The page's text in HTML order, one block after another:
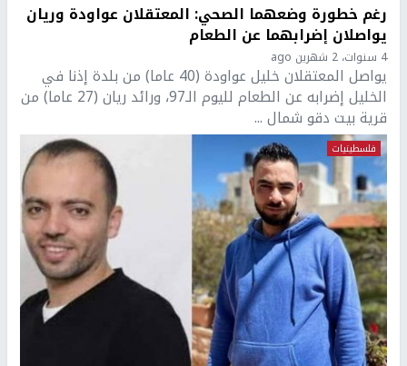
رغم خطورة وضعهما الصحي: المعتقلان عواودة وريان
يواصلان إضرابهما عن الطعام
4 سنوات، 2 شهرين ago
يواصل المعتقلان خليل عواودة (40 عاما) من بلدة إذنا في
الخليل إضرابه عن الطعام لليوم الـ97، ورائد ريان (27 عاما) من
قرية بيت دقو شمال ...
فلسطينيات